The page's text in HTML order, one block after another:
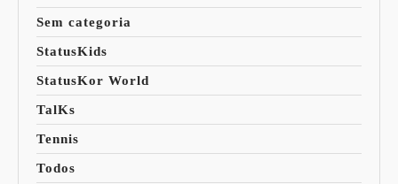
Sem categoria
StatusKids
StatusKor World
TalKs
Tennis
Todos